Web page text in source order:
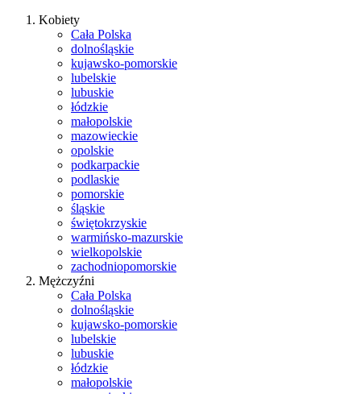
Kobiety
Cała Polska
dolnośląskie
kujawsko-pomorskie
lubelskie
lubuskie
łódzkie
małopolskie
mazowieckie
opolskie
podkarpackie
podlaskie
pomorskie
śląskie
świętokrzyskie
warmińsko-mazurskie
wielkopolskie
zachodniopomorskie
Mężczyźni
Cała Polska
dolnośląskie
kujawsko-pomorskie
lubelskie
lubuskie
łódzkie
małopolskie